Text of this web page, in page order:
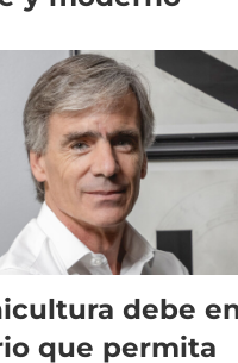
debe
que permita